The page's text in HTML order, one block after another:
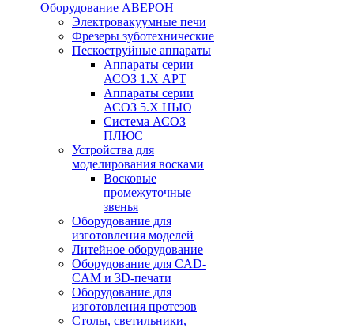
Оборудование АВЕРОН
Электровакуумные печи
Фрезеры зуботехнические
Пескоструйные аппараты
Аппараты серии
АСОЗ 1.Х АРТ
Аппараты серии
АСОЗ 5.Х НЬЮ
Система АСОЗ
ПЛЮС
Устройства для
моделирования восками
Восковые
промежуточные
звенья
Оборудование для
изготовления моделей
Литейное оборудование
Оборудование для CAD-
CAM и 3D-печати
Оборудование для
изготовления протезов
Cтолы, светильники,